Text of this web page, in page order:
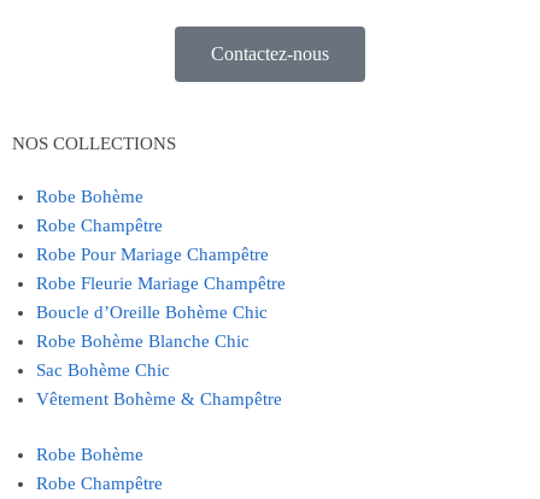
Contactez-nous
NOS COLLECTIONS
Robe Bohème
Robe Champêtre
Robe Pour Mariage Champêtre
Robe Fleurie Mariage Champêtre
Boucle d’Oreille Bohème Chic
Robe Bohème Blanche Chic
Sac Bohème Chic
Vêtement Bohème & Champêtre
Robe Bohème
Robe Champêtre